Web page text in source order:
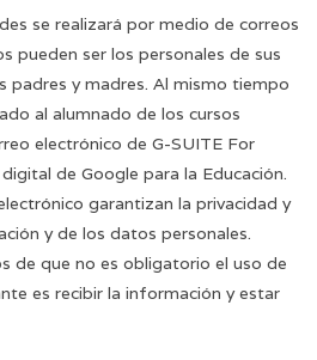
se realizará por medio de correos
pueden ser los personales de sus
padres y madres. Al mismo tiempo
al alumnado de los cursos
electrónico de G-SUITE For
de Google para la Educación.
garantizan la privacidad y
y de los datos personales.
de que no es obligatorio el uso de
es recibir la información y estar